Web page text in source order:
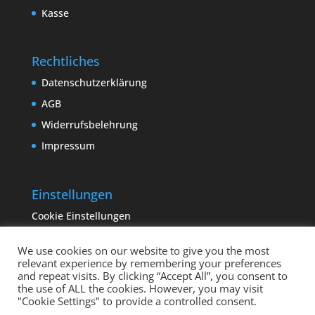
Kasse
Rechtliches
Datenschutzerklärung
AGB
Widerrufsbelehrung
Impressum
Einstellungen
Cookie Einstellungen
We use cookies on our website to give you the most
relevant experience by remembering your preferences
and repeat visits. By clicking “Accept All”, you consent to
the use of ALL the cookies. However, you may visit
"Cookie Settings" to provide a controlled consent.